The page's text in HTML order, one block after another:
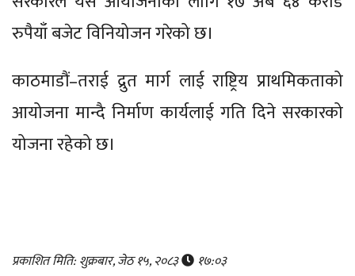
रुपैयाँ बजेट विनियोजन गरेको छ।
काठमाडौं–तराई द्रुत मार्ग लाई राष्ट्रिय प्राथमिकताको
आयोजना मान्दै निर्माण कार्यलाई गति दिने सरकारको
योजना रहेको छ।
प्रकाशित मिति: शुक्रबार, जेठ १५, २०८३ १७:०३